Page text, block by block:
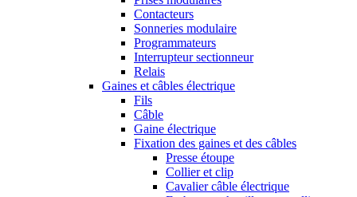
Contacteurs
Sonneries modulaire
Programmateurs
Interrupteur sectionneur
Relais
Gaines et câbles électrique
Fils
Câble
Gaine électrique
Fixation des gaines et des câbles
Presse étoupe
Collier et clip
Cavalier câble électrique